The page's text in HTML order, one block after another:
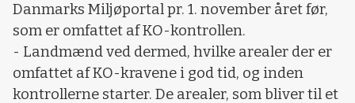
Danmarks Miljøportal pr. 1. november året før,
som er omfattet af KO-kontrollen.
- Landmænd ved dermed, hvilke arealer der er
omfattet af KO-kravene i god tid, og inden
kontrollerne starter. De arealer, som bliver til et